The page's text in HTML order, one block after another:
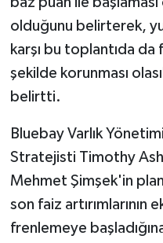
olduğunu belirterek,
karşı bu toplantıda
şekilde korunması
belirtti.
Bluebay Varlık
Stratejisti Timothy
Mehmet Şimşek'in
son faiz artırımlarının
frenlemeye